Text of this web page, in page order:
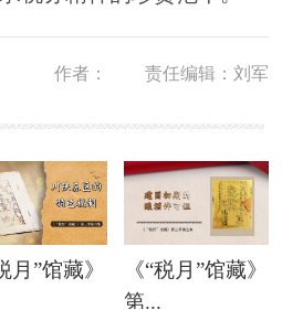
作者： 责任编辑：刘军
月”馆藏》
《“税月”馆藏》
第...